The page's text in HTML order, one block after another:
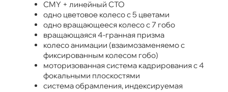
CMY + линейный CTO
одно цветовое колесо с 5 цветами
одно вращающееся колесо с 7 гобо
вращающаяся 4-гранная призма
колесо анимации (взаимозаменяемо с
фиксированным колесом гобо)
моторизованная система кадрирования с 4
фокальными плоскостями
система обрамления, индексируемая